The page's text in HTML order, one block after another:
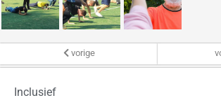
vorige
Inclusief